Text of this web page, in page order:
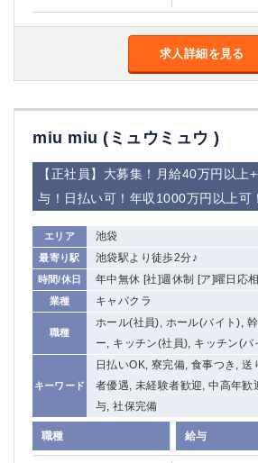
求人詳細を見る
miu miu (ミュウミュウ )
【正社員】大募集！月給40万円以上
与！日払い可！年収1000万円以上可
エリア 池袋
最寄り駅 池袋駅より徒歩2分♪
時間/休日 年中無休 [社]週休制 [ア]曜日応
業種 キャバクラ
職種
ホール(社員), ホール(バイト),
ー, キッチン(社員), キッチン(バ
キーワード
日払いOK, 寮完備, 食事つき, 送
者優遇, 未経験者歓迎, 中高年歓
与, 社保完備
職種 給与